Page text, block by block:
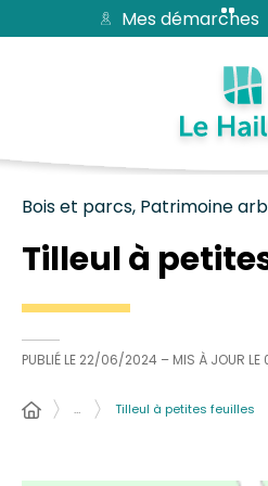
Aide et accessibilité
Passer au menu
Passer au contenuMes démarches
Bois et parcs, Patrimoine
Tilleul à
PUBLIÉ LE 22/06/2024 – MIS À JOUR LE
… Tilleul à petites feuilles